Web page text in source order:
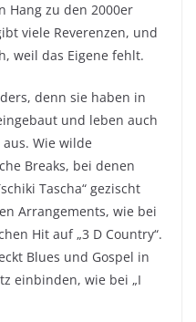
Hang zu den 2000er
viele Reverenzen, und
weil das Eigene fehlt.
denn sie haben in
und leben auch
Wie wilde
Breaks, bei denen
Tascha“ gezischt
Arrangements, wie bei
Hit auf „3 D Country“.
Blues und Gospel in
einbinden, wie bei „I